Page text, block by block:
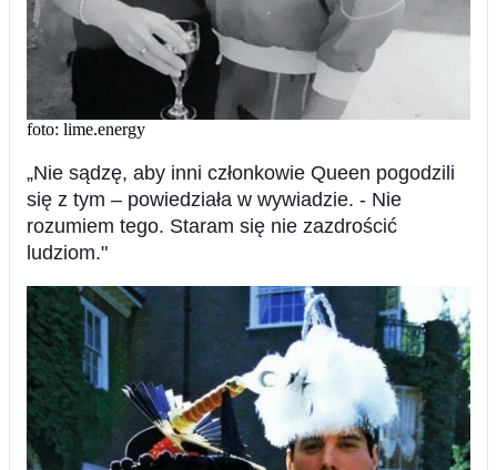
foto: lime.energy
„Nie sądzę, aby inni członkowie Queen pogodzili
się z tym – powiedziała w wywiadzie. - Nie
rozumiem tego. Staram się nie zazdrościć
ludziom."